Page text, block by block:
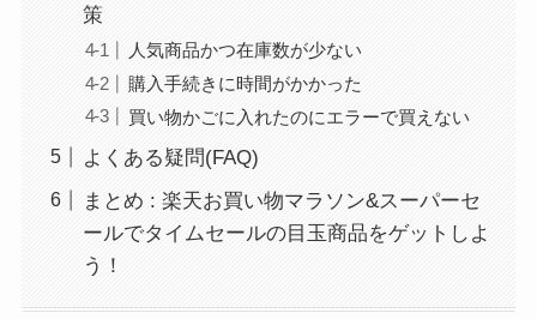
策
人気商品かつ在庫数が少ない
購入手続きに時間がかかった
買い物かごに入れたのにエラーで買えない
よくある疑問(FAQ)
まとめ : 楽天お買い物マラソン&スーパーセ
ールでタイムセールの目玉商品をゲットしよ
う！